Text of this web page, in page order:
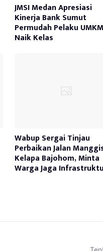
JMSI Medan Apresiasi
Kinerja Bank Sumut
Permudah Pelaku UMKM
Naik Kelas
Wabup Sergai Tinjau
Perbaikan Jalan
Kelapa Bajohom, Minta
Warga Jaga